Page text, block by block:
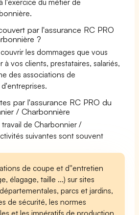
par l'assurance RC PRO
?
les dommages que vous
vos clients, prestataires, salariés,
des associations de
par l'assurance RC PRO du
/ Charbonnière
de Charbonnier /
suivantes sont souvent
de coupe et d''entretien
élagage, taille ...) sur sites
parcs et jardins,
de sécurité, les normes
et les impératifs de production